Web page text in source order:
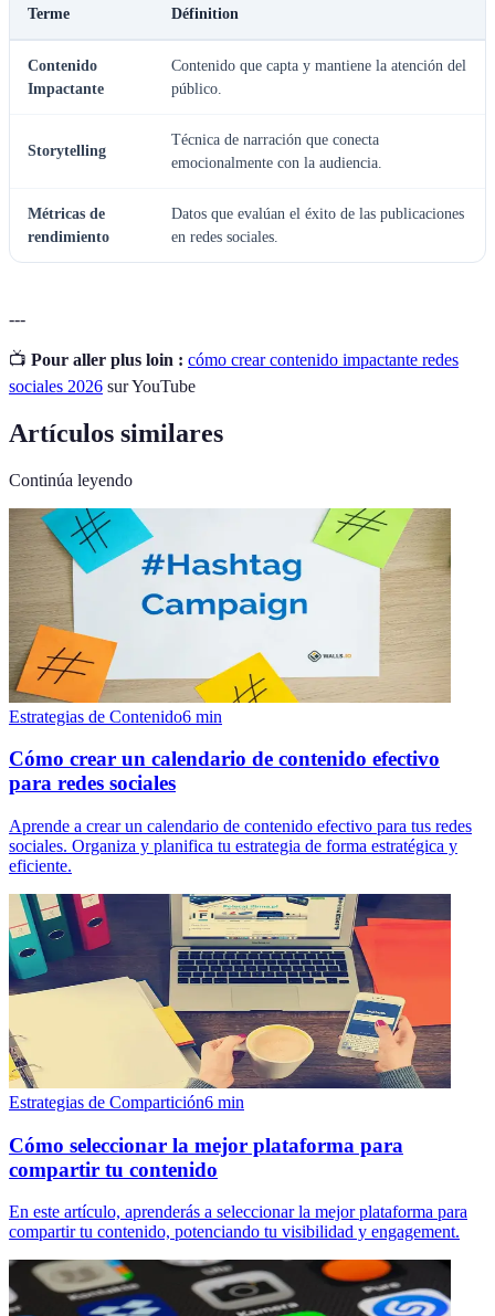
Terme Définition
Contenido
Impactante
Contenido que capta y mantiene la atención del
público.
Storytelling
Técnica de narración que conecta
emocionalmente con la audiencia.
Métricas de
rendimiento
Datos que evalúan el éxito de las publicaciones
en redes sociales.
---
📺 Pour aller plus loin : cómo crear contenido impactante redes
sociales 2026 sur YouTube
Artículos similares
Continúa leyendo
Estrategias de Contenido6 min
Cómo crear un calendario de contenido efectivo
para redes sociales
Aprende a crear un calendario de contenido efectivo para tus redes
sociales. Organiza y planifica tu estrategia de forma estratégica y
eficiente.
Estrategias de Compartición6 min
Cómo seleccionar la mejor plataforma para
compartir tu contenido
En este artículo, aprenderás a seleccionar la mejor plataforma para
compartir tu contenido, potenciando tu visibilidad y engagement.